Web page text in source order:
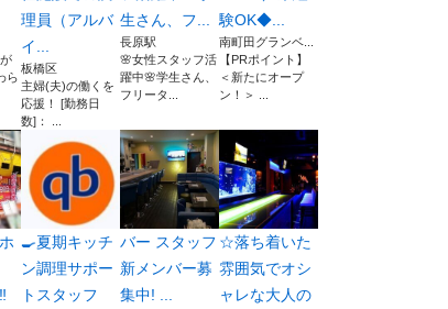
ら
理員（アルバ
イ...
板橋区
主婦(夫)の働くを
応援！ [勤務日
数]： ...
生さん、フ...
長原駅
🌸女性スタッフ活
躍中🌸学生さん、
フリータ...
験OK◆...
南町田グランベ...
【PRポイント】
＜新たにオープ
ン！＞ ...
🍳夏期キッチ
ン調理サポー
トスタッフ
バー スタッフ
新メンバー募
集中! ...
☆落ち着いた
雰囲気でオシ
ャレな大人の